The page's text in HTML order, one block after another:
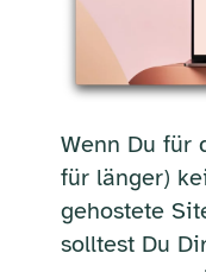
Wenn Du für
für länger)
gehostete
solltest Du